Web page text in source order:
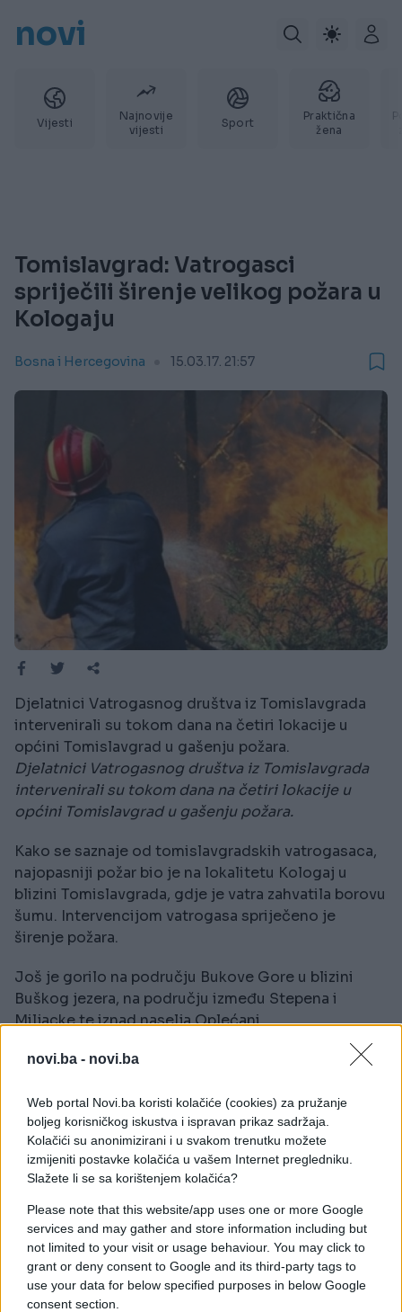
novi.ba - novi.ba
Web portal Novi.ba koristi kolačiće (cookies) za pružanje
boljeg korisničkog iskustva i ispravan prikaz sadržaja.
Kolačići su anonimizirani i u svakom trenutku možete
izmijeniti postavke kolačića u vašem Internet pregledniku.
Slažete li se sa korištenjem kolačića?
Please note that this website/app uses one or more Google
services and may gather and store information including but
not limited to your visit or usage behaviour. You may click to
grant or deny consent to Google and its third-party tags to
use your data for below specified purposes in below Google
consent section.
novi
Vijesti
Najnovije
vijesti
Sport
Praktična
žena
Tomislavgrad: Vatrogasci
spriječili širenje velikog požara u
Kologaju
Bosna i Hercegovina 15.03.17. 21:57
Djelatnici Vatrogasnog društva iz Tomislavgrada
intervenirali su tokom dana na četiri lokacije u
općini Tomislavgrad u gašenju požara.
Djelatnici Vatrogasnog društva iz Tomislavgrada
intervenirali su tokom dana na četiri lokacije u
općini Tomislavgrad u gašenju požara.
Kako se saznaje od tomislavgradskih vatrogasaca,
najopasniji požar bio je na lokalitetu Kologaj u
blizini Tomislavgrada, gdje je vatra zahvatila borovu
šumu. Intervencijom vatrogasa spriječeno je
širenje požara.
Još je gorilo na području Bukove Gore u blizini
Buškog jezera, na području između Stepena i
Miljacke te iznad naselja Oplećani.
Svi su požari sanirani.
Uzroci požara još se ne znaju, a pretpostavlja se da
je riječ o ljudskom faktoru.
#vatrogasci #POŽAR
#intervencija #tomislavgrad